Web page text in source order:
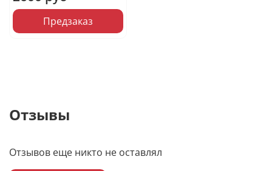
Предзаказ
Отзывы
Отзывов еще никто не оставлял